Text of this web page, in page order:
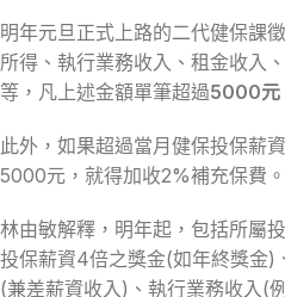
明年元旦正式上路的二代健保課
所得、執行業務收入、租金收入
等，凡上述金額單筆超過5000元
此外，如果超過當月健保投保薪
5000元，就得加收2%補充保費。
林由敏解釋，明年起，包括所屬
投保薪資4倍之獎金(如年終獎金)
(兼差薪資收入)、執行業務收入(